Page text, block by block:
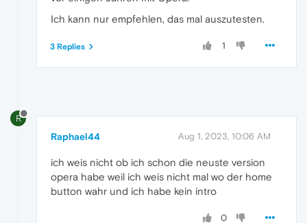
Ich kann nur empfehlen, das mal auszutesten.
1
3 Replies
R
Raphael44 Aug 1, 2023, 10:06 AM
ich weis nicht ob ich schon die neuste version
opera habe weil ich weis nicht mal wo der home
button wahr und ich habe kein intro
0